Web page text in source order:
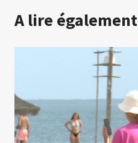
A lire également